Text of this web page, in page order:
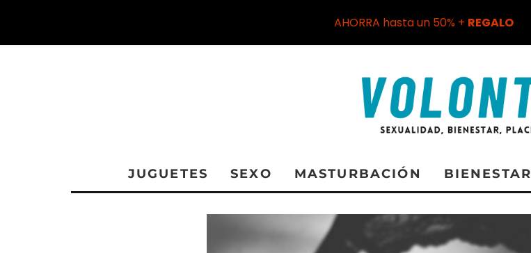
JUGUETES SEXO MASTURBACIÓN BIENESTAR
AHORRA hasta un 50% + REGALO